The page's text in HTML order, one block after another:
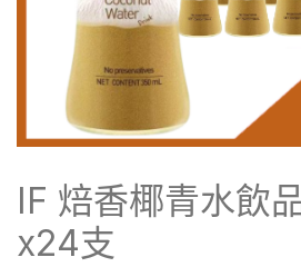
IF 焙香椰青水飲
x24支